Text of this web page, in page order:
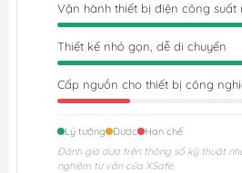
Vận hành thiết bị điện công suất
Thiết kế nhỏ gọn, dễ di chuyển
Cấp nguồn cho thiết bị công
Lý tưởng Được
Hạn chế
Đánh giá dựa trên thông số kỹ thuật
nghiệm tư vấn của XSafe.